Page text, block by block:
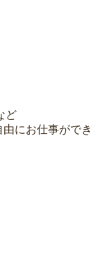
ど
にお仕事ができ